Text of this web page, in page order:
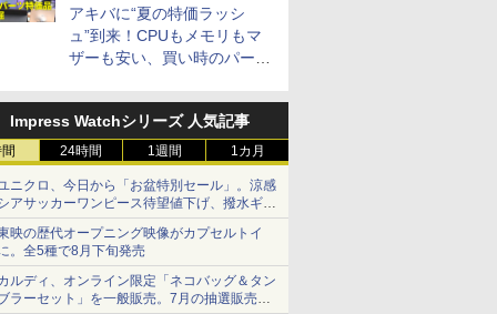
アキバに“夏の特価ラッシ
ュ”到来！CPUもメモリもマ
ザーも安い、買い時のパーツ
Impress Watchシリーズ 人気記事
24時間 1週間 1カ月
ニクロ、今日から「お盆特別セール」。涼感
アサッカーワンピース待望値下げ、撥水ギア
ョーツは1990円に
映の歴代オープニング映像がカプセルトイ
。全5種で8月下旬発売
ルディ、オンライン限定「ネコバッグ＆タン
ラーセット」を一般販売。7月の抽選販売の